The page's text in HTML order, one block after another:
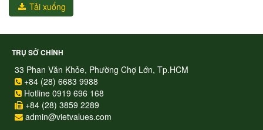
Tải xuống
TRỤ SỞ CHÍNH
33 Phan Văn Khỏe, Phường Chợ Lớn, Tp.HCM
+84 (28) 6683 9988
Hotline 0919 696 168
+84 (28) 3859 2289
admin@vietvalues.com